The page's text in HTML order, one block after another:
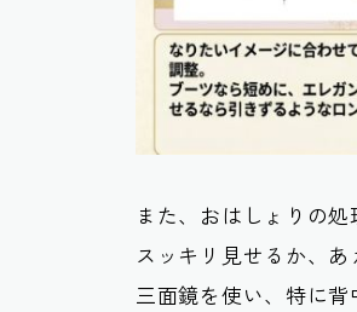
また、おはしょりの
スッキリ見せるか、
三面鏡を使い、特に背